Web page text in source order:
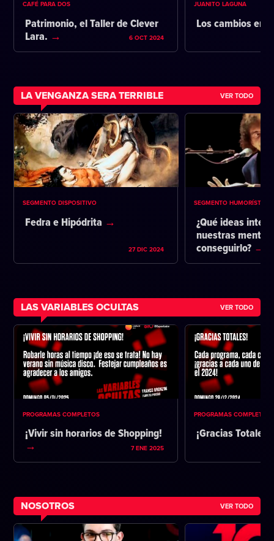
CAFÉ PARA DOS
Patrimonio, el Taller de Clever
Lara.
6 OCT 2024
JUANITO LAGUNA
Los cambios en
LA VENGANZA SERA TERRIBLE VER TODO
SEGMENTO DISPOSITIVO
Fedra e Hipódrita
27 DIC 2024
SEGMENTO HUMORÍSTICO
¿Qué ideas
nuestras mentes
conseguirlo?
LAS VARIABLES OCULTAS VER TODO
PROGRAMAS COMPLETOS
¡Vivir sin horarios de Shopping!
7 ENE 2025
PROGRAMAS COMPLETOS
¡Gracias
NOSOTROS VER TODO